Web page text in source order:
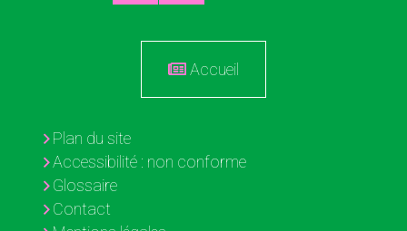
Accueil
Plan du site
Accessibilité : non conforme
Glossaire
Contact